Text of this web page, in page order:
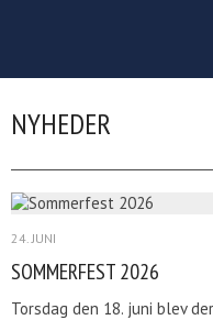
NYHEDER
24. JUNI
SOMMERFEST 2026
Torsdag den 18. juni blev